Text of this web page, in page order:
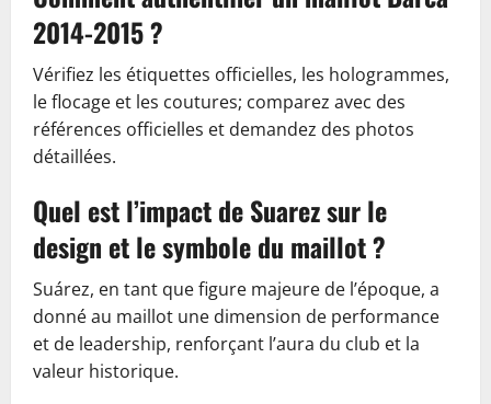
2014-2015 ?
Vérifiez les étiquettes officielles, les hologrammes,
le flocage et les coutures; comparez avec des
références officielles et demandez des photos
détaillées.
Quel est l’impact de Suarez sur le
design et le symbole du maillot ?
Suárez, en tant que figure majeure de l’époque, a
donné au maillot une dimension de performance
et de leadership, renforçant l’aura du club et la
valeur historique.